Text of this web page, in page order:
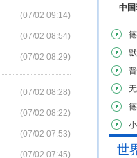
(07/02 09:14)
(07/02 08:54)
(07/02 08:29)
(07/02 08:28)
(07/02 08:22)
(07/02 07:53)
(07/02 07:45)
中
世